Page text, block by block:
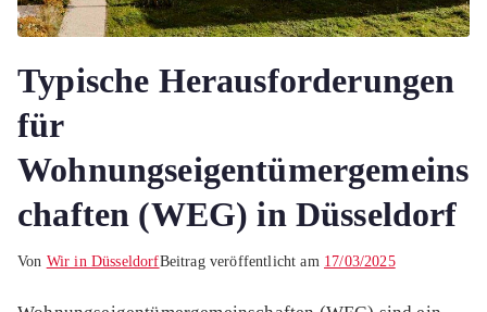
Typische Herausforderungen
für
Wohnungseigentümergemeins
chaften (WEG) in Düsseldorf
Von Wir in DüsseldorfBeitrag veröffentlicht am 17/03/2025